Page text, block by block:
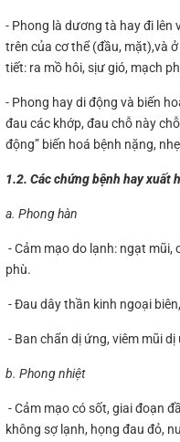
- Phong là dương tà hay đi lên
trên của cơ thể (đầu, mặt),và
tiết: ra mồ hôi, sịư gió, mạch
- Phong hay di động và biến
đau các khớp, đau chỗ này
động” biến hoá bệnh nặng,
1.2. Các chứng bệnh hay xuất
a. Phong hàn
- Cảm mạo do lạnh: ngạt mũi,
phù.
- Đau dây thần kinh ngoại
- Ban chẩn dị ứng, viêm mũi
b. Phong nhiệt
- Cảm mạo có sốt, giai đoạn
không sợ lạnh, họng đau đỏ,